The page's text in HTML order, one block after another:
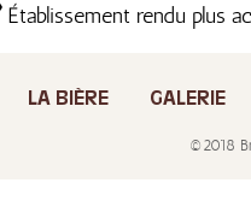
Établissement rendu plus
LA BIÈRE GALERIE
©2018